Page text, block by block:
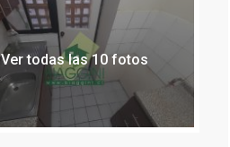
Ver todas las 10 fotos